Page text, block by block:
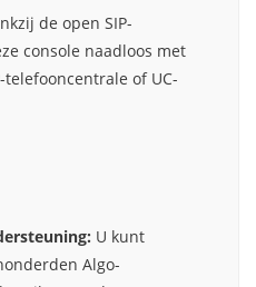
de open SIP-
console naadloos met
of UC-
U kunt
Algo-